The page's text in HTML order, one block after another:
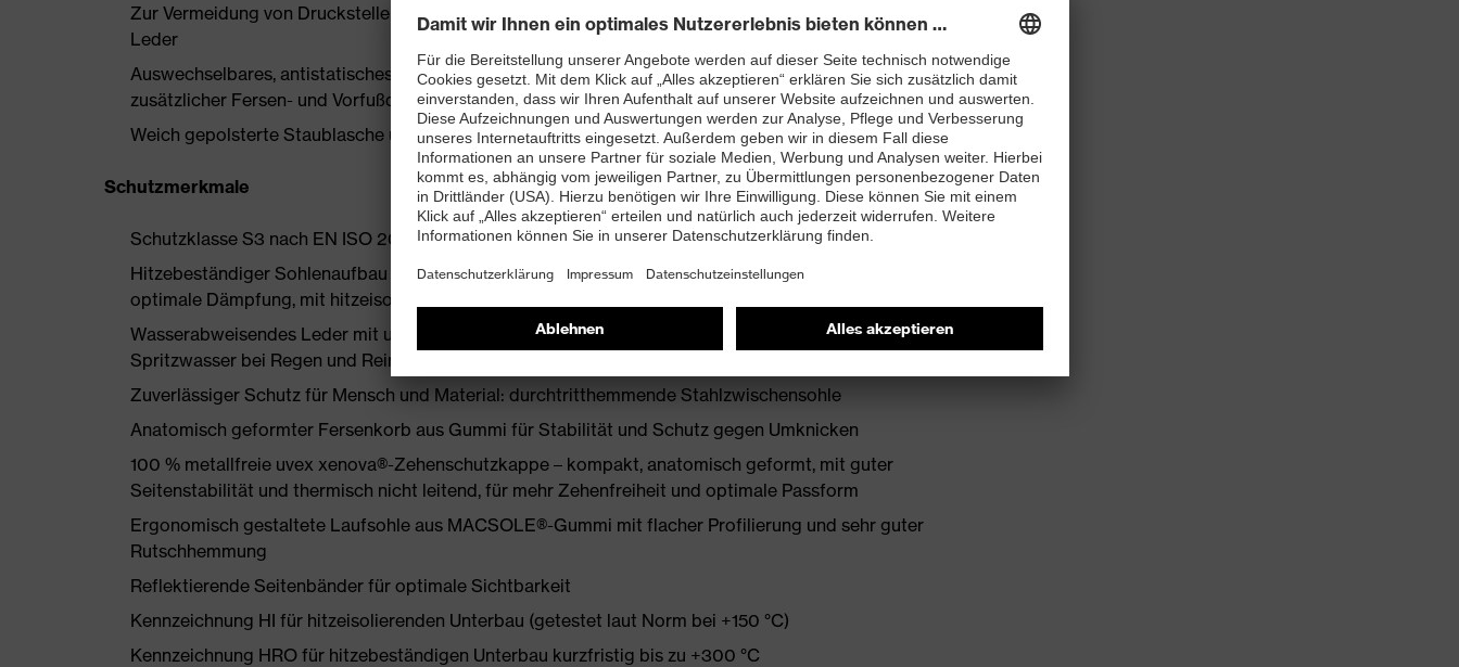
Zur Vermeidung von Druckstellen nahezu nahtfreie Schaftkonstruktion aus wasserabweisendem
Leder
Auswechselbares, antistatisches Komfortfußbett mit Feuchtigkeitstransportsystem und
zusätzlicher Fersen- und Vorfußdämpfung
Weich gepolsterte Staublasche und Kragen
Schutzmerkmale
Schutzklasse S3 nach EN ISO 20345:2022
Hitzebeständiger Sohlenaufbau aus MACSOLE®-Gummi mit Polyurethan Mittelsohlenkern für
optimale Dämpfung, mit hitzeisolierendem Vlies und hitzeisolierendem Fußbett
Wasserabweisendes Leder mit uvex waterstop Technologie für sicheren Schutz gegen
Spritzwasser bei Regen und Reinigungsarbeiten
Zuverlässiger Schutz für Mensch und Material: durchtritthemmende Stahlzwischensohle
Anatomisch geformter Fersenkorb aus Gummi für Stabilität und Schutz gegen Umknicken
100 % metallfreie uvex xenova®-Zehenschutzkappe – kompakt, anatomisch geformt, mit guter
Seitenstabilität und thermisch nicht leitend, für mehr Zehenfreiheit und optimale Passform
Ergonomisch gestaltete Laufsohle aus MACSOLE®-Gummi mit flacher Profilierung und sehr guter
Rutschhemmung
Reflektierende Seitenbänder für optimale Sichtbarkeit
Kennzeichnung HI für hitzeisolierenden Unterbau (getestet laut Norm bei +150 °C)
Kennzeichnung HRO für hitzebeständigen Unterbau kurzfristig bis zu +300 °C